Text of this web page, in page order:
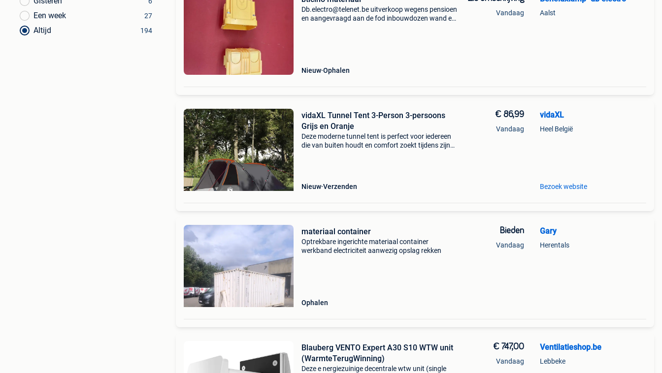
Een week 27
Altijd 194
Db.electro@telenet.be uitverkoop wegens pensioen
en aangevraagd aan de fod inbouwdozen wand en
Nieuw Ophalen
Vandaag Aalst
vidaXL Tunnel Tent 3-Person 3-persoons
Grijs en Oranje
Deze moderne tunnel tent is perfect voor iedereen
die van buiten houdt en comfort zoekt tijdens zijn
Nieuw Verzenden
€ 86,99
Vandaag
vidaXL
Heel België
Bezoek website
materiaal container
Optrekbare ingerichte materiaal container
werkband electriciteit aanwezig opslag rekken
Ophalen
Bieden
Vandaag
Gary
Herentals
Blauberg VENTO Expert A30 S10 WTW unit
(WarmteTerugWinning)
Deze e nergiezuinige decentrale wtw unit (single
€ 747,00
Vandaag
Ventilatieshop.be
Lebbeke